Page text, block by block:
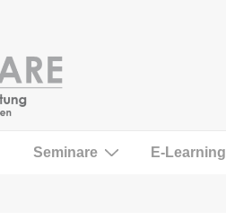
Seminare E-Learning